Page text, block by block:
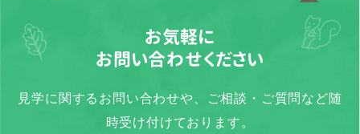
お気軽に
お問い合わせください
見学に関するお問い合わせや、ご相談・ご質問など随
時受け付けております。